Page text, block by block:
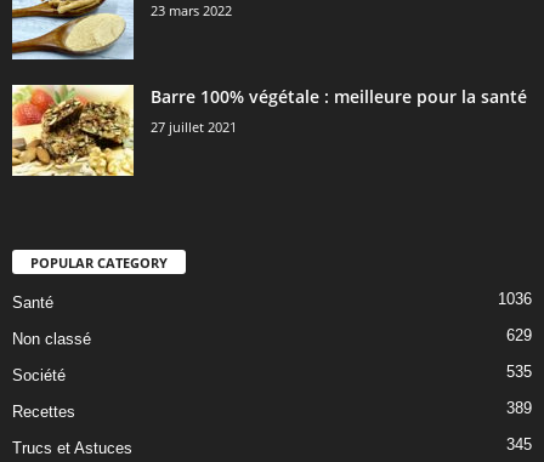
23 mars 2022
Barre 100% végétale : meilleure pour la santé
27 juillet 2021
POPULAR CATEGORY
Santé 1036
Non classé 629
Société 535
Recettes 389
Trucs et Astuces 345